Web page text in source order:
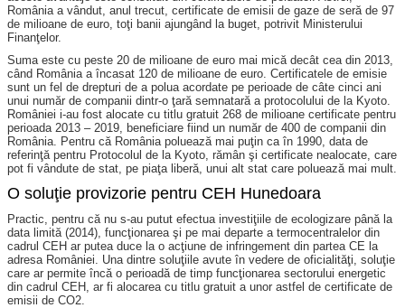
România a vândut, anul trecut, certificate de emisii de gaze de seră de 97
de milioane de euro, toţi banii ajungând la buget, potrivit Ministerului
Finanţelor.
Suma este cu peste 20 de milioane de euro mai mică decât cea din 2013,
când România a încasat 120 de milioane de euro. Certificatele de emisie
sunt un fel de drepturi de a polua acordate pe perioade de câte cinci ani
unui număr de companii dintr-o ţară semnatară a protocolului de la Kyoto.
României i-au fost alocate cu titlu gratuit 268 de milioane certificate pentru
perioada 2013 – 2019, beneficiare fiind un număr de 400 de companii din
România. Pentru că România poluează mai puţin ca în 1990, data de
referinţă pentru Protocolul de la Kyoto, rămân şi certificate nealocate, care
pot fi vândute de stat, pe piaţa liberă, unui alt stat care poluează mai mult.
O soluţie provizorie pentru CEH Hunedoara
Practic, pentru că nu s-au putut efectua investiţiile de ecologizare până la
data limită (2014), funcţionarea şi pe mai departe a termocentralelor din
cadrul CEH ar putea duce la o acţiune de infringement din partea CE la
adresa României. Una dintre soluţiile avute în vedere de oficialităţi, soluţie
care ar permite încă o perioadă de timp funcţionarea sectorului energetic
din cadrul CEH, ar fi alocarea cu titlu gratuit a unor astfel de certificate de
emisii de CO2.